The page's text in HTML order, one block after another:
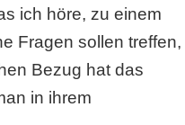
ich höre, zu einem
Fragen sollen treffen,
Bezug hat das
in ihrem